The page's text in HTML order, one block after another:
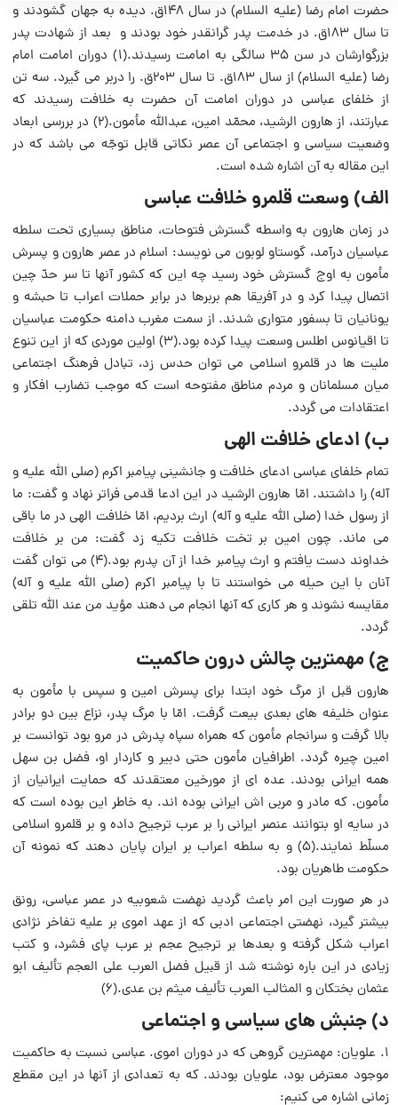
حضرت امام رضا (علیه السلام) در سال ۱۴۸ق. دیده به جهان گشودند و
تا سال ۱۸۳ق. در خدمت پدر گرانقدر خود بودند و بعد از شهادت پدر
بزرگوارشان در سن ۳۵ سالگی به امامت رسیدند.(۱) دوران امامت امام
رضا (علیه السلام) از سال ۱۸۳ق. تا سال ۲۰۳ق. را دربر می گیرد. سه تن
از خلفای عباسی در دوران امامت آن حضرت به خلافت رسیدند که
عبارتند، از هارون الرشید، محمّد امین، عبدالله مأمون.(۲) در بررسی ابعاد
وضعیت سیاسی و اجتماعی آن عصر نکاتی قابل توجّه می باشد که در
این مقاله به آن اشاره شده است.
الف) وسعت قلمرو خلافت عباسی
در زمان هارون به واسطه گسترش فتوحات، مناطق بسیاری تحت سلطه
عباسیان درآمد، گوستاو لوبون می نویسد: اسلام در عصر هارون و پسرش
مأمون به اوج گسترش خود رسید چه این که کشور آنها تا سر حدّ چین
اتصال پیدا کرد و در آفریقا هم بربرها در برابر حملات اعراب تا حبشه و
یونانیان تا بسفور متواری شدند. از سمت مغرب دامنه حکومت عباسیان
تا اقیانوس اطلس وسعت پیدا کرده بود.(۳) اولین موردی که از این تنوع
ملیت ها در قلمرو اسلامی می توان حدس زد، تبادل فرهنگ اجتماعی
میان مسلمانان و مردم مناطق مفتوحه است که موجب تضارب افکار و
اعتقادات می گردد.
ب) ادعای خلافت الهی
تمام خلفای عباسی ادعای خلافت و جانشینی پیامبر اکرم (صلی الله علیه و
آله) را داشتند. امّا هارون الرشید در این ادعا قدمی فراتر نهاد و گفت: ما
از رسول خدا (صلی الله علیه و آله) ارث بردیم، امّا خلافت الهی در ما باقی
می ماند. چون امین بر تخت خلافت تکیه زد گفت: من بر خلافت
خداوند دست یافتم و ارث پیامبر خدا از آن پدرم بود.(۴) می توان گفت
آنان با این حیله می خواستند تا با پیامبر اکرم (صلی الله علیه و آله)
مقایسه نشوند و هر کاری که آنها انجام می دهند مؤید من عند الله تلقی
گردد.
ج) مهمترین چالش درون حاکمیت
هارون قبل از مرگ خود ابتدا برای پسرش امین و سپس با مأمون به
عنوان خلیفه های بعدی بیعت گرفت. امّا با مرگ پدر، نزاع بین دو برادر
بالا گرفت و سرانجام مأمون که همراه سپاه پدرش در مرو بود توانست بر
امین چیره گردد. اطرافیان مأمون حتی دبیر و کاردار او، فضل بن سهل
همه ایرانی بودند. عده ای از مورخین معتقدند که حمایت ایرانیان از
مأمون. که مادر و مربی اش ایرانی بوده اند. به خاطر این بوده است که
در سایه او بتوانند عنصر ایرانی را بر عرب ترجیح داده و بر قلمرو اسلامی
مسلّط نمایند.(۵) و به سلطه اعراب بر ایران پایان دهند که نمونه آن
حکومت طاهریان بود.
در هر صورت این امر باعث گردید نهضت شعوبیه در عصر عباسی، رونق
بیشتر ‌گیرد، نهضتی اجتماعی ادبی که از عهد اموی بر علیه تفاخر نژادی
اعراب شکل گرفته و بعدها بر ترجیح عجم بر عرب پای فشرد، و کتب
زیادی در این باره نوشته شد از قبیل فضل العرب علی العجم تألیف ابو
عثمان بختکان و المثالب العرب تألیف میثم بن عدی.(۶)
د) جنبش های سیاسی و اجتماعی
۱. علویان: مهمترین گروهی که در دوران اموی. عباسی نسبت به حاکمیت
موجود معترض بود، علویان بودند. که به تعدادی از آنها در این مقطع
زمانی اشاره می کنیم: